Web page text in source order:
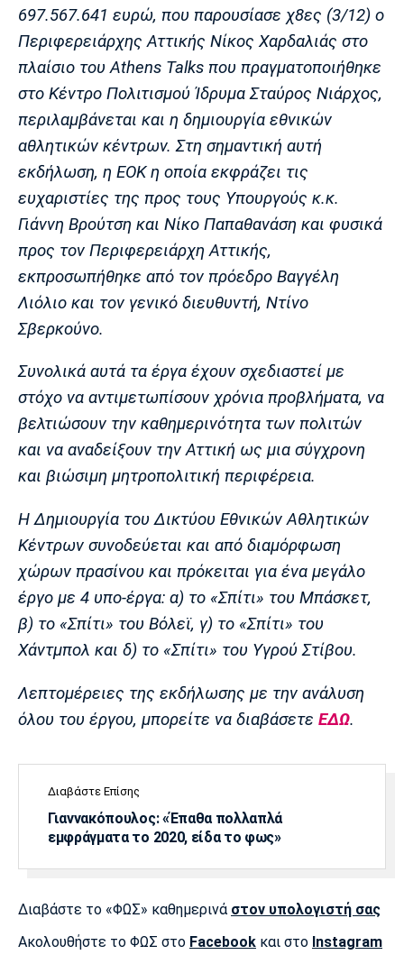
Μάντσεστερ
Γιουνάιτεντ
Τσέλσι
Λίβερπουλ
Μάντσεστερ
Σίτι
Γιουβέντους
Ίντερ Μπάγερν
Μπορούσια
Παρί Σεν
Μαρσέιγ
Μονακό
Ερυθρός
Τότεναμ
Μπενφίκα
697.567.641 ευρώ, που παρουσίασε χ8ες (3/12) ο
Περιφερειάρχης Αττικής Νίκος Χαρδαλιάς στο
πλαίσιο του Athens Talks που πραγματοποιήθηκε
στο Κέντρο Πολιτισμού Ίδρυμα Σταύρος Νιάρχος,
περιλαμβάνεται και η δημιουργία εθνικών
αθλητικών κέντρων. Στη σημαντική αυτή
εκδήλωση, η ΕΟΚ η οποία εκφράζει τις
ευχαριστίες της προς τους Υπουργούς κ.κ.
Γιάννη Βρούτση και Νίκο Παπαθανάση και φυσικά
προς τον Περιφερειάρχη Αττικής,
εκπροσωπήθηκε από τον πρόεδρο Βαγγέλη
Λιόλιο και τον γενικό διευθυντή, Ντίνο
Σβερκούνο.
Συνολικά αυτά τα έργα έχουν σχεδιαστεί με
στόχο να αντιμετωπίσουν χρόνια προβλήματα, να
βελτιώσουν την καθημερινότητα των πολιτών
και να αναδείξουν την Αττική ως μια σύγχρονη
και βιώσιμη μητροπολιτική περιφέρεια.
Η Δημιουργία του Δικτύου Εθνικών Αθλητικών
Κέντρων συνοδεύεται και από διαμόρφωση
χώρων πρασίνου και πρόκειται για ένα μεγάλο
έργο με 4 υπο-έργα: α) το «Σπίτι» του Μπάσκετ,
β) το «Σπίτι» του Βόλεϊ, γ) το «Σπίτι» του
Χάντμπολ και δ) το «Σπίτι» του Υγρού Στίβου.
Λεπτομέρειες της εκδήλωσης με την ανάλυση
όλου του έργου, μπορείτε να διαβάσετε ΕΔΩ.
Διαβάστε Επίσης
Γιαννακόπουλος: «Έπαθα πολλαπλά
εμφράγματα το 2020, είδα το φως»
Διαβάστε το «ΦΩΣ» καθημερινά στον υπολογιστή σας
Ακολουθήστε το ΦΩΣ στο Facebook και στο Instagram